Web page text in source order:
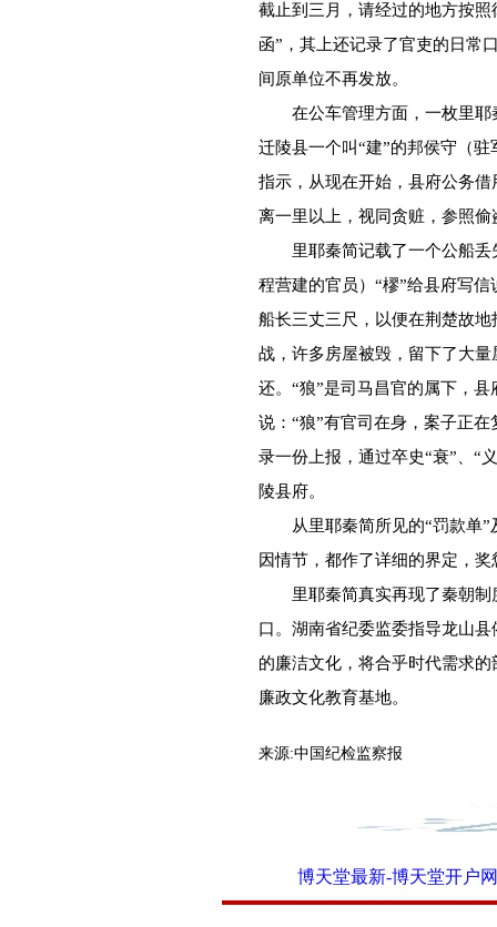
截止到三月，请经过的地方按
函”，其上还记录了官吏的日常
间原单位不再发放。
在公车管理方面，一枚里耶
迁陵县一个叫“建”的邦侯守（
指示，从现在开始，县府公务
离一里以上，视同贪赃，参照
里耶秦简记载了一个公船丢
程营建的官员）“樛”给县府写
船长三丈三尺，以便在荆楚故
战，许多房屋被毁，留下了大
还。“狼”是司马昌官的属下，
说：“狼”有官司在身，案子正
录一份上报，通过卒史“衰”、“
陵县府。
从里耶秦简所见的“罚款单”
因情节，都作了详细的界定，
里耶秦简真实再现了秦朝制
口。湖南省纪委监委指导龙山
的廉洁文化，将合乎时代需求
廉政文化教育基地。
来源:中国纪检监察报
博天堂最新-博天堂开户